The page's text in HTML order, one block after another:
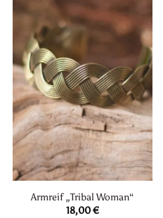
Armreif „Tribal Woman“
18,00€